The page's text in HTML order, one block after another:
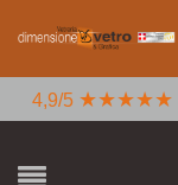
4,9/5 ★★★★★